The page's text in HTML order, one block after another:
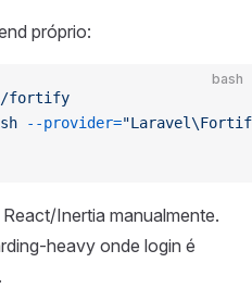
próprio:
bash
fortify
--provider=
Inertia manualmente.
heavy onde login é